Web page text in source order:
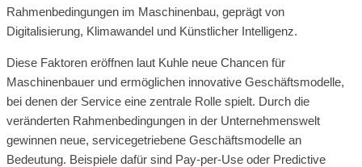
Rahmenbedingungen im Maschinenbau, geprägt von
Digitalisierung, Klimawandel und Künstlicher Intelligenz.
Diese Faktoren eröffnen laut Kuhle neue Chancen für
Maschinenbauer und ermöglichen innovative Geschäftsmodelle,
bei denen der Service eine zentrale Rolle spielt. Durch die
veränderten Rahmenbedingungen in der Unternehmenswelt
gewinnen neue, servicegetriebene Geschäftsmodelle an
Bedeutung. Beispiele dafür sind Pay-per-Use oder Predictive